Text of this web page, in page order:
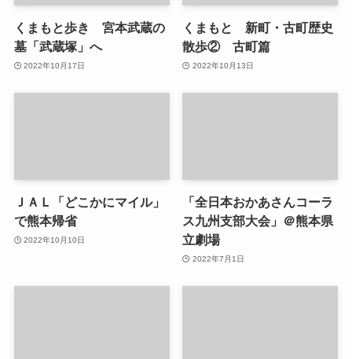
くまもと歩き 宮本武蔵の
墓「武蔵塚」へ
2022年10月17日
くまもと 新町・古町歴史
散歩② 古町篇
2022年10月13日
ＪＡＬ「どこかにマイル」
で熊本帰省
2022年10月10日
「全日本おかあさんコーラ
ス九州支部大会」＠熊本県
立劇場
2022年7月1日